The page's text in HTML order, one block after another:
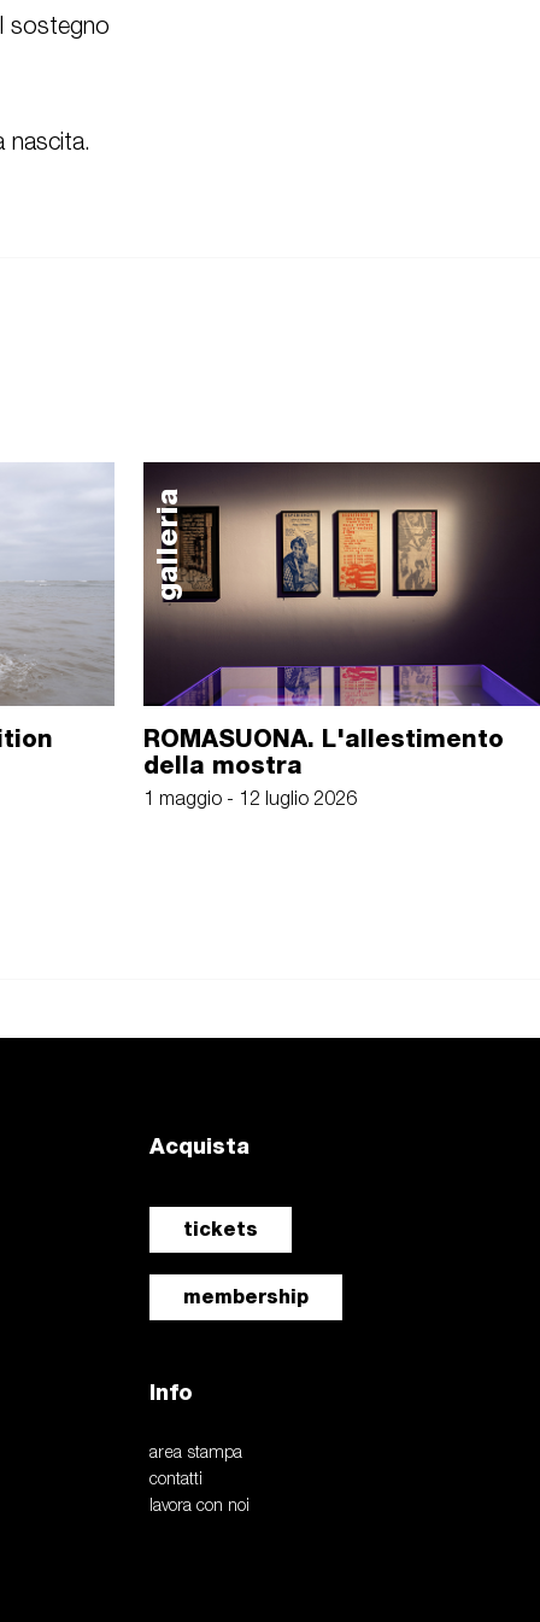
sostegno
nascita.
galleria
ROMASUONA. L'allestimento
della mostra
1 maggio - 12 luglio 2026
Acquista
tickets
membership
Info
area stampa
contatti
lavora con noi